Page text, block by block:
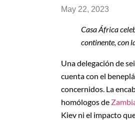
May 22, 2023
Casa África
continente, con
Una delegación de
cuenta con el
concernidos. La
homólogos de
Kiev ni el impacto